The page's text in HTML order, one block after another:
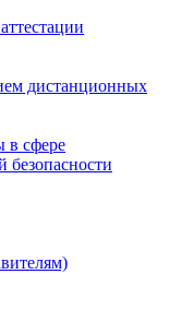
дистанционных
в сфере
безопасности